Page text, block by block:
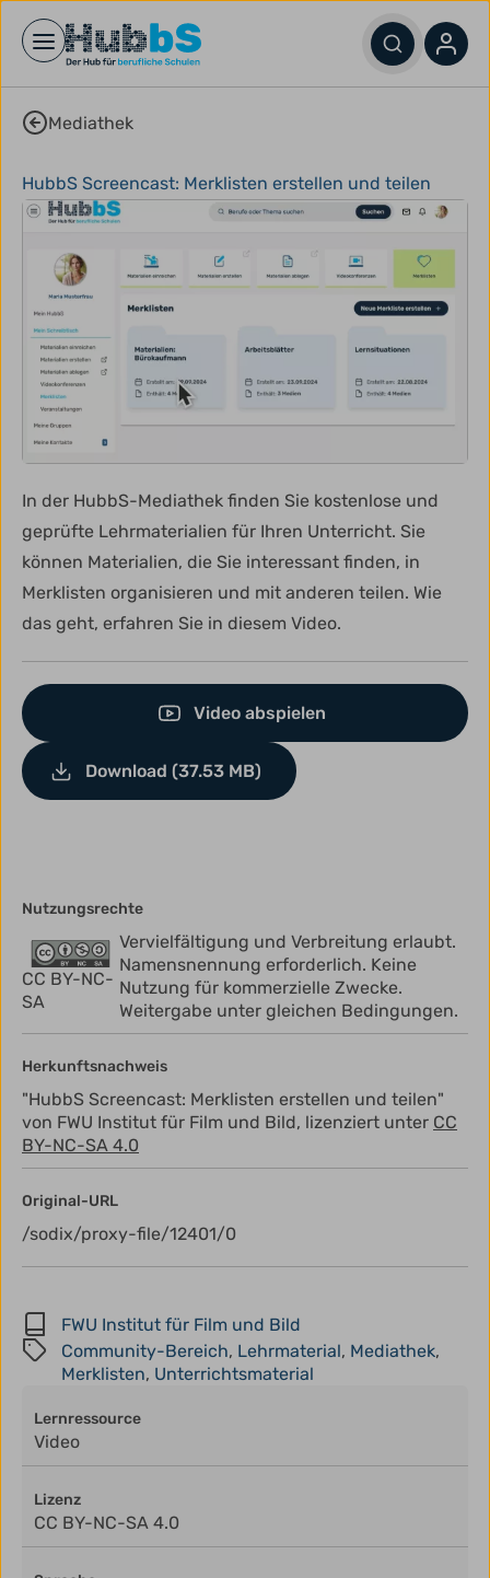
Open main menu
Mediathek
HubbS Screencast: Merklisten erstellen und teilen
In der HubbS-Mediathek finden Sie kostenlose und
geprüfte Lehrmaterialien für Ihren Unterricht. Sie
können Materialien, die Sie interessant finden, in
Merklisten organisieren und mit anderen teilen. Wie
das geht, erfahren Sie in diesem Video.
Video abspielen
Download (37.53 MB)
Nutzungsrechte
CC BY-NC-
SA
Vervielfältigung und Verbreitung erlaubt.
Namensnennung erforderlich. Keine
Nutzung für kommerzielle Zwecke.
Weitergabe unter gleichen Bedingungen.
Herkunftsnachweis
"HubbS Screencast: Merklisten erstellen und teilen"
von FWU Institut für Film und Bild, lizenziert unter CC
BY-NC-SA 4.0
Original-URL
/sodix/proxy-file/12401/0
FWU Institut für Film und Bild
Community-Bereich, Lehrmaterial, Mediathek,
Merklisten, Unterrichtsmaterial
Lernressource
Video
Lizenz
CC BY-NC-SA 4.0